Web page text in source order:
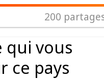
200
qui vous
ce pays